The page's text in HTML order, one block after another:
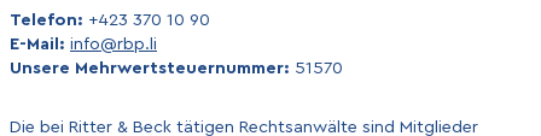
Telefon: +423 370 10 90
E-Mail: info@rbp.li
Unsere Mehrwertsteuernummer: 51570
Die bei Ritter & Beck tätigen Rechtsanwälte sind Mitglieder